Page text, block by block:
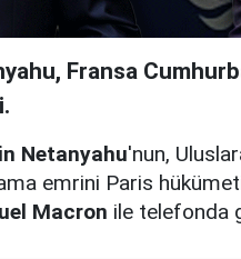
Fransa
Netanyahu'nun,
emrini Paris
Macron ile telefonda